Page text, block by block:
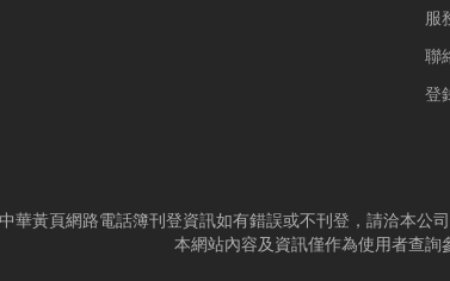
服
聯
登
中華黃頁網路電話簿刊登資訊如有錯誤或不刊登，請洽本公司
本網站內容及資訊僅作為使用者查詢